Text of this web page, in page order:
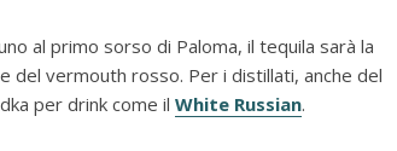
al primo sorso di Paloma, il tequila sarà la
del vermouth rosso. Per i distillati, anche del
per drink come il White Russian.